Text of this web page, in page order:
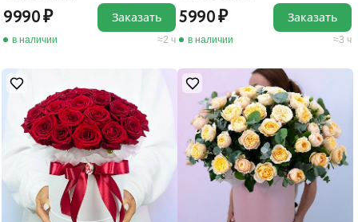
9990
в наличии 2 ч
Заказать 5990
в наличии 3 ч
Заказать